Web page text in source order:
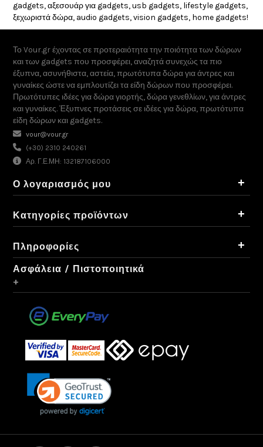
gadgets, αξεσουάρ για gadgets, usb gadgets, lifestyle gadgets,
ξεχωριστά δώρα, audio gadgets, vision gadgets, home gadgets!
Το Vour.gr έχοντας σε προτεραιότητα την ποιότητα των δώρων
και των gadgets που προσφέρει, αναζητά συνεχώς τα πιο
έξυπνα, ασυνήθιστα, αστεία, πρωτότυπα δώρα για άντρες και
γυναίκες ώστε να εμπλουτίζει τα είδη δώρων που προσφέρει.
Πρωτότυπες ιδέες για δώρα γιορτής, δώρα γενεθλίων, για άντρες
και γυναίκες. Έξυπνες προτάσεις σε ιδέες για δώρα, πρωτότυπα
είδη δώρων και gadgets.
vour@vour.gr
(+30) 2310 240261
Αρ. Γ.Ε.ΜΗ: 132187106000
Ο λογαριασμός μου +
Κατηγορίες προϊόντων +
Πληροφορίες +
Ασφάλεια / Πιστοποιητικά
+